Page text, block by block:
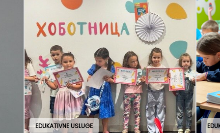
EDUKATIVNE USLUGE